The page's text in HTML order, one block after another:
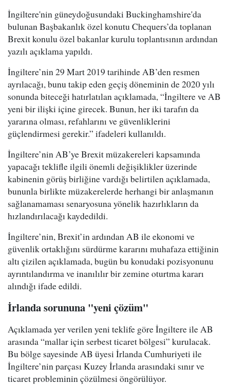
İngiltere'nin güneydoğusundaki Buckinghamshire'da
bulunan Başbakanlık özel konutu Chequers’da toplanan
Brexit konulu özel bakanlar kurulu toplantısının ardından
yazılı açıklama yapıldı.
İngiltere’nin 29 Mart 2019 tarihinde AB’den resmen
ayrılacağı, bunu takip eden geçiş döneminin de 2020 yılı
sonunda biteceği hatırlatılan açıklamada, “İngiltere ve AB
yeni bir ilişki içine girecek. Bunun, her iki tarafın da
yararına olması, refahlarını ve güvenliklerini
güçlendirmesi gerekir.” ifadeleri kullanıldı.
İngiltere’nin AB’ye Brexit müzakereleri kapsamında
yapacağı teklifle ilgili önemli değişiklikler üzerinde
kabinenin görüş birliğine vardığı belirtilen açıklamada,
bununla birlikte müzakerelerde herhangi bir anlaşmanın
sağlanamaması senaryosuna yönelik hazırlıkların da
hızlandırılacağı kaydedildi.
İngiltere’nin, Brexit’in ardından AB ile ekonomi ve
güvenlik ortaklığını sürdürme kararını muhafaza ettiğinin
altı çizilen açıklamada, bugün bu konudaki pozisyonunu
ayrıntılandırma ve inanılılır bir zemine oturtma kararı
alındığı ifade edildi.
İrlanda sorununa "yeni çözüm"
Açıklamada yer verilen yeni teklife göre İngiltere ile AB
arasında “mallar için serbest ticaret bölgesi” kurulacak.
Bu bölge sayesinde AB üyesi İrlanda Cumhuriyeti ile
İngiltere’nin parçası Kuzey İrlanda arasındaki sınır ve
ticaret probleminin çözülmesi öngörülüyor.